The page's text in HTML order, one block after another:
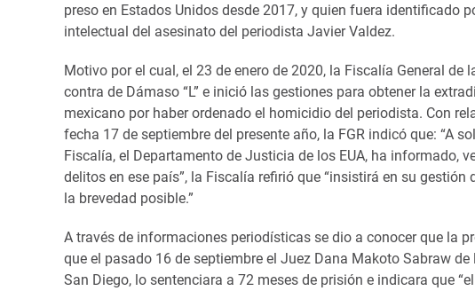
preso en Estados Unidos desde 2017, y quien fuera identificado
intelectual del asesinato del periodista Javier Valdez.
Motivo por el cual, el 23 de enero de 2020, la Fiscalía General de
contra de Dámaso “L” e inició las gestiones para obtener la
mexicano por haber ordenado el homicidio del periodista. Con
fecha 17 de septiembre del presente año, la FGR indicó que: “A
Fiscalía, el Departamento de Justicia de los EUA, ha informado,
delitos en ese país”, la Fiscalía refirió que “insistirá en su
la brevedad posible.”
A través de informaciones periodísticas se dio a conocer que la
que el pasado 16 de septiembre el Juez Dana Makoto Sabraw
San Diego, lo sentenciara a 72 meses de prisión e indicara que